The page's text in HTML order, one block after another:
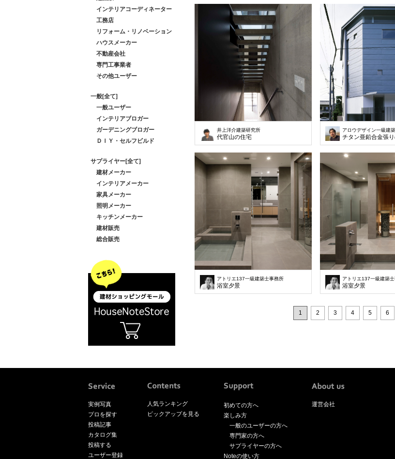
インテリアコーディネーター
工務店
リフォーム・リノベーション
ハウスメーカー
不動産会社
専門工事業者
その他ユーザー
一般[全て]
一般ユーザー
インテリアブロガー
ガーデニングブロガー
ＤＩＹ・セルフビルド
サプライヤー[全て]
建材メーカー
インテリアメーカー
家具メーカー
照明メーカー
キッチンメーカー
建材販売
総合販売
井上洋介建築研究所
代官山の住宅
アロウデザイン一級建
チタン亜鉛合金張
アトリエ137一級建築士事務所
浴室夕景
アトリエ137一級建築
浴室夕景
1 2 3 4 5 6
実例写真
プロを探す
投稿記事
カタログ集
投稿する
ユーザー登録
人気ランキング
ピックアップを見る
初めての方へ
楽しみ方
一般のユーザーの方へ
専門家の方へ
サプライヤーの方へ
Noteの使い方
運営会社